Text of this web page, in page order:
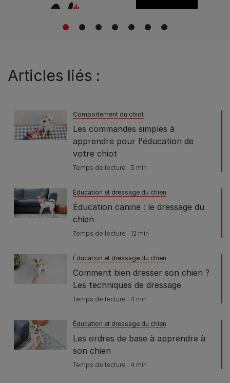
1 2 3 4 5 6 7
Articles liés :
Comportement du chiot
Les commandes simples à
apprendre pour l'éducation de
votre chiot
Temps de lecture : 5 min
Éducation et dressage du chien
Éducation canine : le dressage du
chien
Temps de lecture : 12 min
Éducation et dressage du chien
Comment bien dresser son chien ?
Les techniques de dressage
Temps de lecture : 4 min
Éducation et dressage du chien
Les ordres de base à apprendre à
son chien
Temps de lecture : 4 min